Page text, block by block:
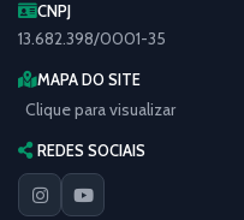
CNPJ
13.682.398/0001-35
MAPA DO SITE
Clique para visualizar
REDES SOCIAIS